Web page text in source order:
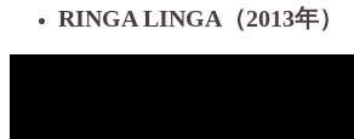
RINGA LINGA（2013年）